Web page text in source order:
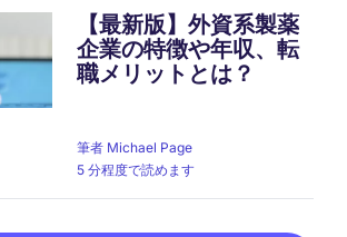
【最新版】外資系製薬
企業の特徴や年収、転
職メリットとは？
筆者 Michael Page
5 分程度で読めます